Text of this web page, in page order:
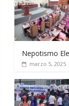
Nepotismo
marzo 5, 2025